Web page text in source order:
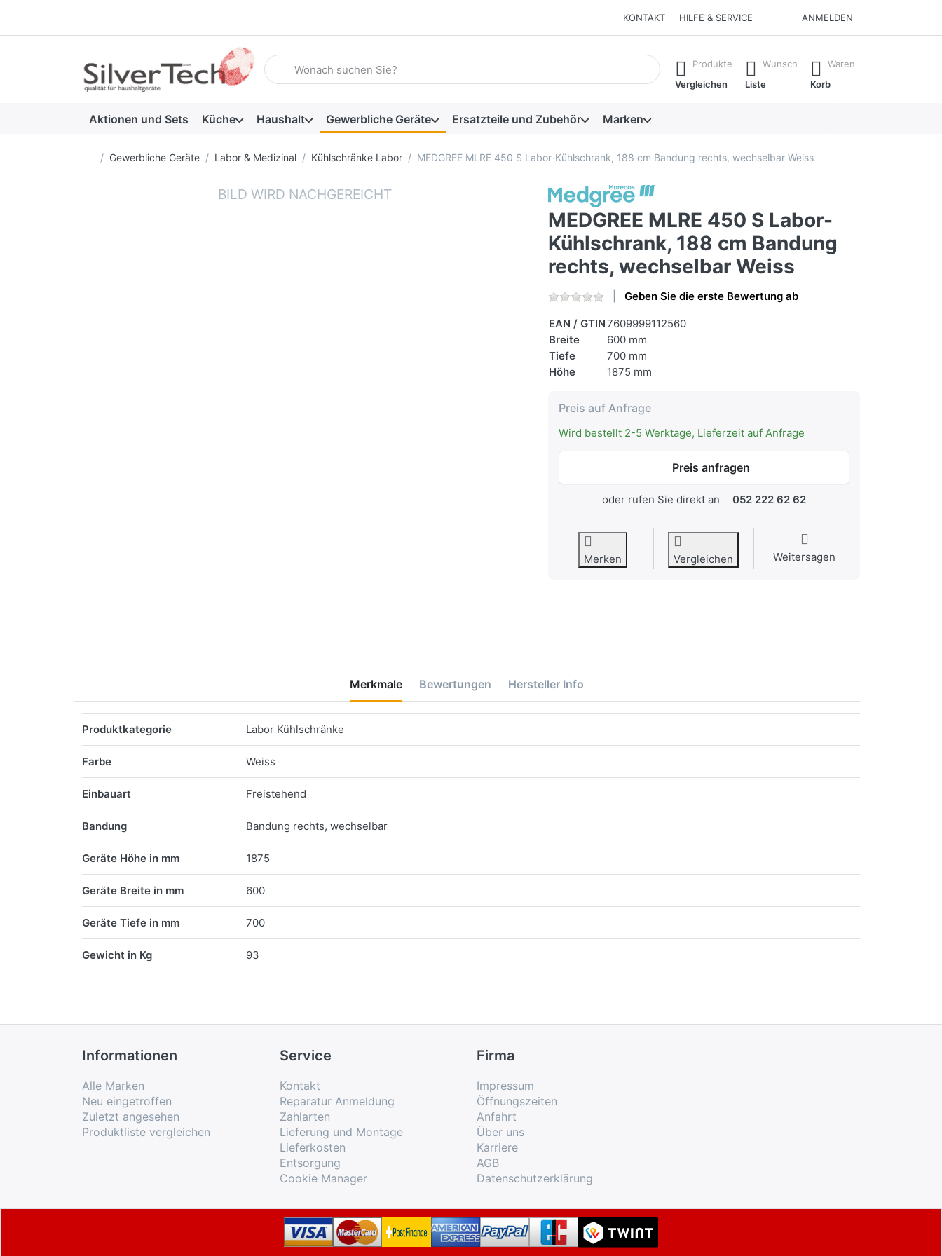
KONTAKT HILFE & SERVICE ANMELDEN
Geben Sie einen Suchbegriff ein. Während Sie tippen, erscheinen automatisch erste Ergebnisse. Drücken Sie die Eingabetaste, um alle
Produkte
Vergleichen
Wunsch
Liste
Waren
Korb
Aktionen und Sets Küche Haushalt Gewerbliche Geräte Ersatzteile und Zubehör Marken
Startseite
Gewerbliche Geräte Labor & Medizinal Kühlschränke Labor MEDGREE MLRE 450 S Labor-Kühlschrank, 188 cm Bandung rechts, wechselbar Weiss
MEDGREE MLRE 450 S Labor-
Kühlschrank, 188 cm Bandung
rechts, wechselbar Weiss
Geben Sie die erste Bewertung ab
EAN / GTIN7609999112560
Breite
600 mm
Tiefe
700 mm
Höhe
1875 mm
Preis auf Anfrage
Wird bestellt 2-5 Werktage, Lieferzeit auf Anfrage
Preis anfragen
oder rufen Sie direkt an 052 222 62 62
Merken Vergleichen Weitersagen
Merkmale Bewertungen Hersteller Info
Produktkategorie Labor Kühlschränke
Farbe Weiss
Einbauart Freistehend
Bandung Bandung rechts, wechselbar
Geräte Höhe in mm 1875
Geräte Breite in mm 600
Geräte Tiefe in mm 700
Gewicht in Kg 93
Informationen
Alle Marken
Neu eingetroffen
Zuletzt angesehen
Produktliste vergleichen
Service
Kontakt
Reparatur Anmeldung
Zahlarten
Lieferung und Montage
Lieferkosten
Entsorgung
Cookie Manager
Firma
Impressum
Öffnungszeiten
Anfahrt
Über uns
Karriere
AGB
Datenschutzerklärung